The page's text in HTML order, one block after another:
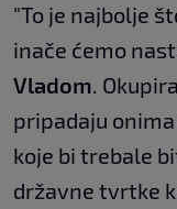
"To je najbolje
inače ćemo
Vladom.
pripadaju
koje bi trebale
državne tvrtke